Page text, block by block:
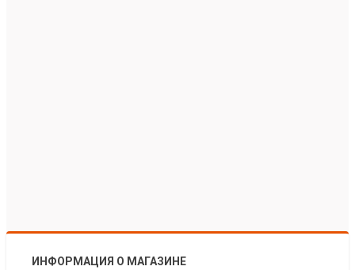
ИНФОРМАЦИЯ О МАГАЗИНЕ